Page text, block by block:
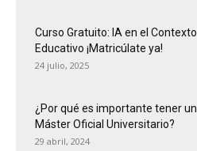
Curso Gratuito: IA en el Contexto
Educativo ¡Matricúlate ya!
24 julio, 2025
¿Por qué es importante tener un
Máster Oficial Universitario?
29 abril, 2024